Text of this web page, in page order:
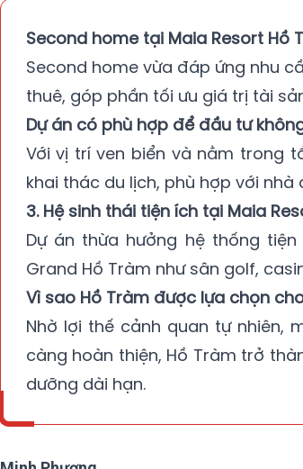
Second home tại Maia Resort Hồ
Second home vừa đáp ứng nhu
thuê, góp phần tối ưu giá trị tài
Dự án có phù hợp để đầu tư
Với vị trí ven biển và nằm trong
khai thác du lịch, phù hợp với
3. Hệ sinh thái tiện ích tại Maia
Dự án thừa hưởng hệ thống
Grand Hồ Tràm như sân golf,
Vì sao Hồ Tràm được lựa chọn
Nhờ lợi thế cảnh quan tự nhiên,
càng hoàn thiện, Hồ Tràm trở
dưỡng dài hạn.